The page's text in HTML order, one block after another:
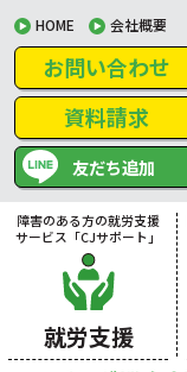
HOME 会社概要
お問い合わせ
資料請求
友だち追加
障害のある方の就労支援
サービス「CJサポート」
就労支援